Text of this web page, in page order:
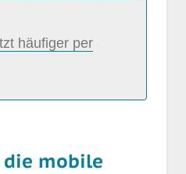
häufiger per
die mobile